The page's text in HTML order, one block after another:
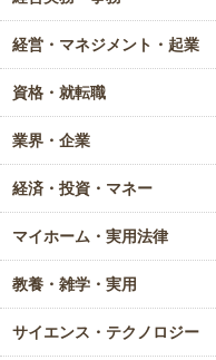
経営・マネジメント・起業
資格・就転職
業界・企業
経済・投資・マネー
マイホーム・実用法律
教養・雑学・実用
サイエンス・テクノロジー